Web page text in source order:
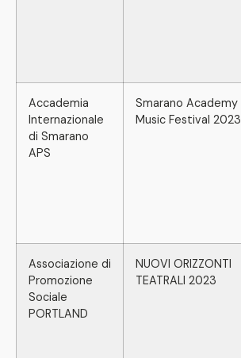
Accademia
Internazionale
di Smarano
APS
Smarano Academy
Music Festival 2023
Associazione di
Promozione
Sociale
PORTLAND
NUOVI ORIZZONTI
TEATRALI 2023